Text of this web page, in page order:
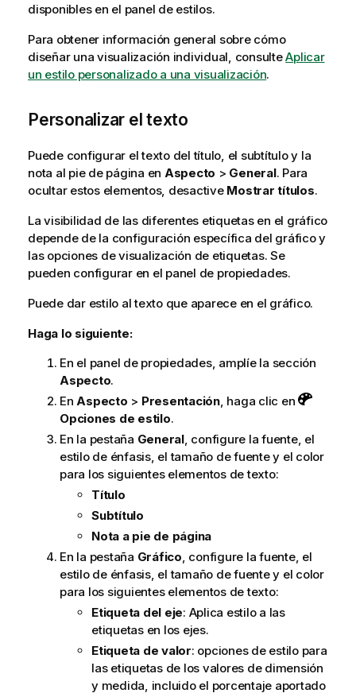
disponibles en el panel de estilos.
Para obtener información general sobre cómo
diseñar una visualización individual, consulteAplicar
un estilo personalizado a una visualización.
Personalizar el texto
Puede configurar el texto del título, el subtítulo y la
nota al pie de página en Aspecto > General. Para
ocultar estos elementos, desactive Mostrar títulos.
La visibilidad de las diferentes etiquetas en el gráfico
depende de la configuración específica del gráfico y
las opciones de visualización de etiquetas. Se
pueden configurar en el panel de propiedades.
Puede dar estilo al texto que aparece en el gráfico.
Haga lo siguiente:
En el panel de propiedades, amplíe la sección
Aspecto.
En Aspecto > Presentación, haga clic en
Opciones de estilo.
En la pestaña General, configure la fuente, el
estilo de énfasis, el tamaño de fuente y el color
para los siguientes elementos de texto:
Título
Subtítulo
Nota a pie de página
En la pestaña Gráfico , configure la fuente, el
estilo de énfasis, el tamaño de fuente y el color
para los siguientes elementos de texto:
Etiqueta del eje: Aplica estilo a las
etiquetas en los ejes.
Etiqueta de valor: opciones de estilo para
las etiquetas de los valores de dimensión
y medida, incluido el porcentaje aportado